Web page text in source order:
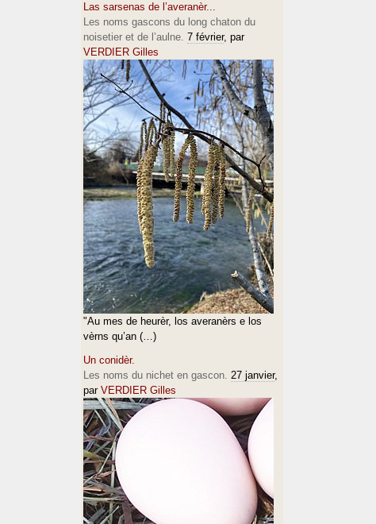
Las sarsenas de l’averanèr...
Les noms gascons du long chaton du
noisetier et de l’aulne. 7 février, par
VERDIER Gilles
"Au mes de heurèr, los averanèrs e los
vèrns qu’an (…)
Un conidèr.
Les noms du nichet en gascon. 27 janvier,
par VERDIER Gilles